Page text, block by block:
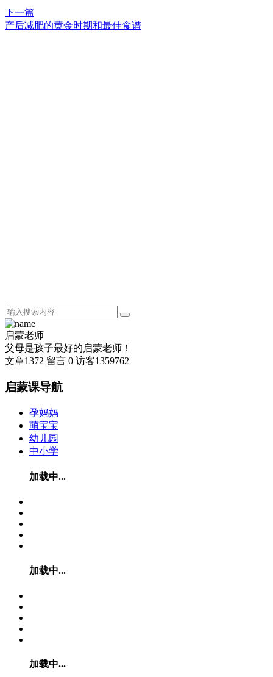
下一篇
产后减肥的黄金时期和最佳食谱
启蒙老师
父母是孩子最好的启蒙老师！
文章1372 留言 0 访客1359762
启蒙课导航
孕妈妈
萌宝宝
幼儿园
中小学
加载中...
加载中...
加载中...